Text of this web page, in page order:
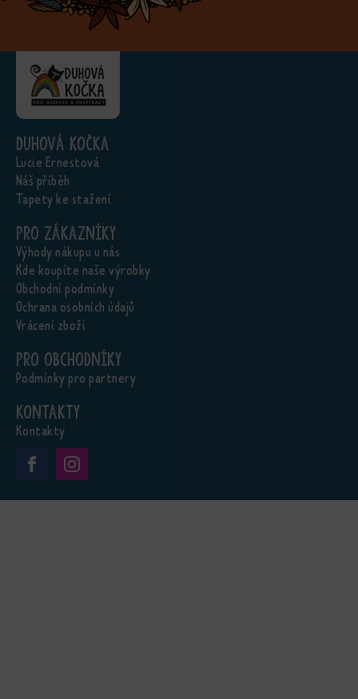
Duhová kočka
Lucie Ernestová
Náš příběh
Tapety ke stažení
Pro zákazníky
Výhody nákupu u nás
Kde koupíte naše výrobky
Obchodní podmínky
Ochrana osobních údajů
Vrácení zboží
Pro obchodníky
Podmínky pro partnery
Kontakty
Kontakty